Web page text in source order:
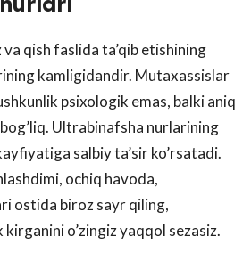
va qish faslida ta’qib etishining
kamligidandir. Mutaxassislar
psixologik emas, balki aniq
Ultrabinafsha nurlarining
salbiy ta’sir ko’rsatadi.
ochiq havoda,
ostida biroz sayr qiling,
o’zingiz yaqqol sezasiz.